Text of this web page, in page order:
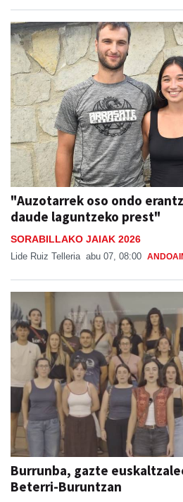
"Auzotarrek oso ondo
daude laguntzeko prest"
SORABILLAKO JAIAK 2026
Lide Ruiz Telleria abu 07, 08:00
Burrunba, gazte
Beterri-Buruntzan